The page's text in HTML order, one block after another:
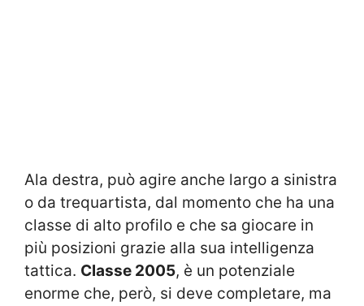
Ala destra, può agire anche largo a sinistra
o da trequartista, dal momento che ha una
classe di alto profilo e che sa giocare in
più posizioni grazie alla sua intelligenza
tattica. Classe 2005, è un potenziale
enorme che, però, si deve completare, ma